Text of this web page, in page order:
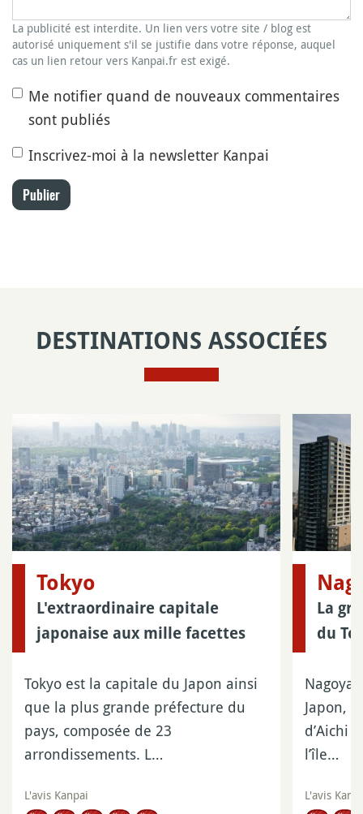
La publicité est interdite. Un lien vers votre site / blog est
autorisé uniquement s'il se justifie dans votre réponse, auquel
cas un lien retour vers Kanpai.fr est exigé.
Me notifier quand de nouveaux commentaires
sont publiés
Inscrivez-moi à la newsletter Kanpai
Publier
DESTINATIONS ASSOCIÉES
Tokyo
L'extraordinaire capitale
japonaise aux mille facettes
Tokyo est la capitale du Japon ainsi
que la plus grande préfecture du
pays, composée de 23
arrondissements. L…
L'avis Kanpai
La
du
Nagoya
Japon,
d’Aichi
l’île…
L'avis